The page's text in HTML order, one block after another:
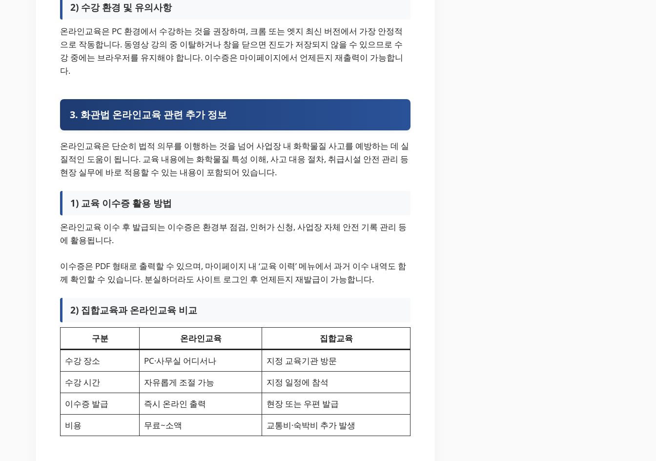
2) 수강 환경 및 유의사항
온라인교육은 PC 환경에서 수강하는 것을 권장하며, 크롬 또는 엣지 최신 버전에서 가장 안정적
으로 작동합니다. 동영상 강의 중 이탈하거나 창을 닫으면 진도가 저장되지 않을 수 있으므로 수
강 중에는 브라우저를 유지해야 합니다. 이수증은 마이페이지에서 언제든지 재출력이 가능합니
다.
3. 화관법 온라인교육 관련 추가 정보
온라인교육은 단순히 법적 의무를 이행하는 것을 넘어 사업장 내 화학물질 사고를 예방하는 데 실
질적인 도움이 됩니다. 교육 내용에는 화학물질 특성 이해, 사고 대응 절차, 취급시설 안전 관리 등
현장 실무에 바로 적용할 수 있는 내용이 포함되어 있습니다.
1) 교육 이수증 활용 방법
온라인교육 이수 후 발급되는 이수증은 환경부 점검, 인허가 신청, 사업장 자체 안전 기록 관리 등
에 활용됩니다.
이수증은 PDF 형태로 출력할 수 있으며, 마이페이지 내 ‘교육 이력’ 메뉴에서 과거 이수 내역도 함
께 확인할 수 있습니다. 분실하더라도 사이트 로그인 후 언제든지 재발급이 가능합니다.
2) 집합교육과 온라인교육 비교
구분 온라인교육
집합교육
수강 장소
PC·사무실 어디서나
지정 교육기관 방문
수강 시간
자유롭게 조절 가능
지정 일정에 참석
이수증 발급
즉시 온라인 출력
현장 또는 우편 발급
비용
무료~소액 교통비·숙박비 추가 발생